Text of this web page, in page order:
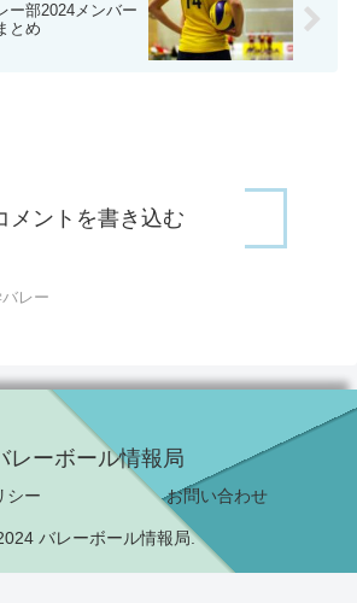
ー部2024メンバー
とめ
メントを書き込む
レー
レーボール情報局
シー お問い合わせ
バレーボール情報局.